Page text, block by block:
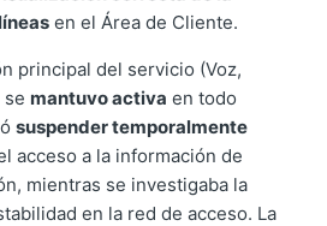
en el Área de Cliente.
principal del servicio (Voz,
se mantuvo activa en todo
suspender temporalmente
acceso a la información de
mientras se investigaba la
en la red de acceso. La